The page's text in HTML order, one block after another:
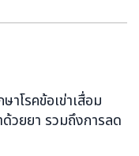
าโรคข้อเข่าเสื่อม
วยยา รวมถึงการลด